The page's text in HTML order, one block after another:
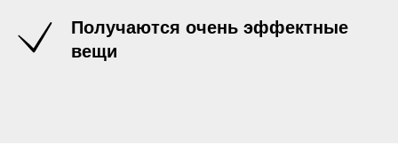
Получаются очень эффектные
вещи